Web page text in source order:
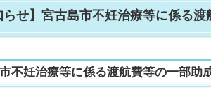
らせ】宮古島市不妊治療等に係る
不妊治療等に係る渡航費等の一部助